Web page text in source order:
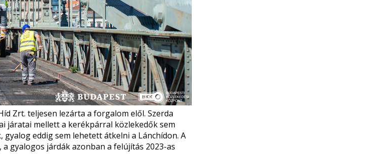
Zrt. teljesen lezárta a forgalom elől. Szerda
járatai mellett a kerékpárral közlekedők sem
eddig sem lehetett átkelni a Lánchídon. A
gyalogos járdák azonban a felújítás 2023-as